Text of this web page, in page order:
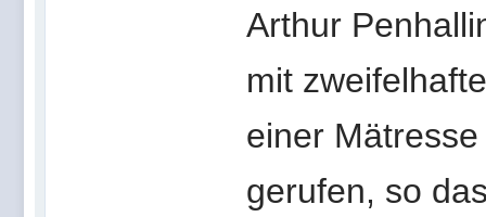
Arthur
mit
einer
gerufen, so